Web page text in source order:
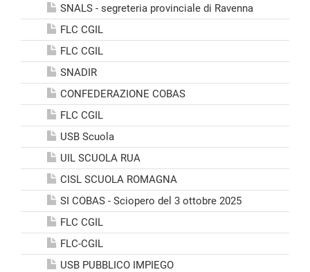
SNALS - segreteria provinciale di Ravenna
FLC CGIL
FLC CGIL
SNADIR
CONFEDERAZIONE COBAS
FLC CGIL
USB Scuola
UIL SCUOLA RUA
CISL SCUOLA ROMAGNA
SI COBAS - Sciopero del 3 ottobre 2025
FLC CGIL
FLC-CGIL
USB PUBBLICO IMPIEGO